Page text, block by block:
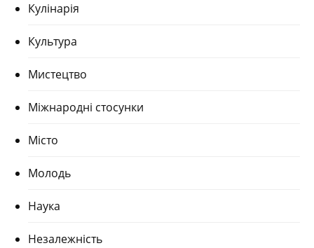
Кулінарія
Культура
Мистецтво
Міжнародні стосунки
Місто
Молодь
Наука
Незалежність